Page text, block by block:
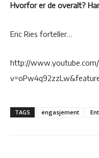
Hvorfor er de overalt?
Eric Ries forteller…
http://
TAGS engasjement